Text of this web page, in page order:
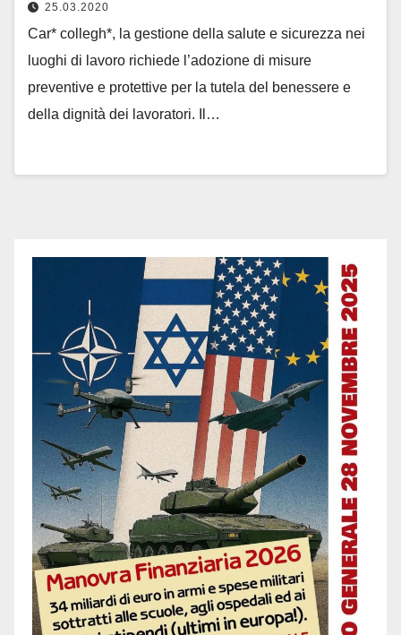
25.03.2020
Car* collegh*, la gestione della salute e sicurezza nei
luoghi di lavoro richiede l’adozione di misure
preventive e protettive per la tutela del benessere e
della dignità dei lavoratori. Il…